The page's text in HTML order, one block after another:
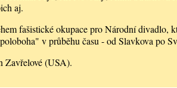
aj.
fašistické okupace pro Národní divadlo,
v průběhu času - od Slavkova po
Zavřelové (USA).